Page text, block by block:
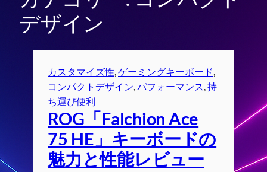
デザイン
カスタマイズ性 ゲーミングキーボード
コンパクトデザイン パフォーマンス 持
ち運び便利
ROG「Falchion Ace
75 HE」キーボードの
魅力と性能レビュー